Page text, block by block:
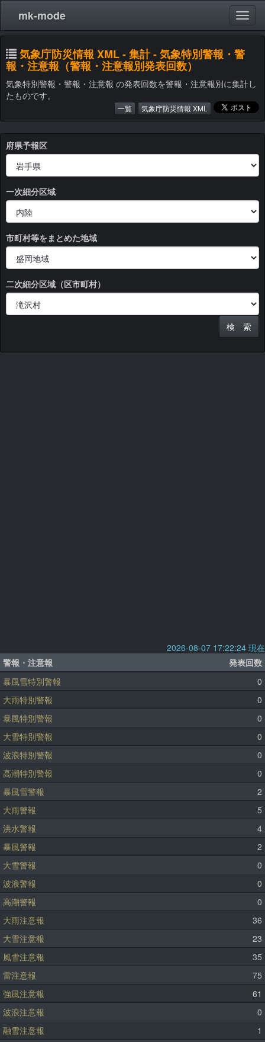
mk-mode
気象庁防災情報 XML - 集計 - 気象特別警報・警
報・注意報（警報・注意報別発表回数）
気象特別警報・警報・注意報 の発表回数を警報・注意報別に集計し
たものです。
一覧 気象庁防災情報 XML
府県予報区
一次細分区域
市町村等をまとめた地域
二次細分区域（区市町村）
2026-08-07 17:22:24 現在
警報・注意報
発表回数
暴風雪特別警報
0
大雨特別警報
0
暴風特別警報
0
大雪特別警報
0
波浪特別警報
0
高潮特別警報
0
暴風雪警報
2
大雨警報
5
洪水警報
4
暴風警報
2
大雪警報
0
波浪警報
0
高潮警報
0
大雨注意報
36
大雪注意報
23
風雪注意報
35
雷注意報
75
強風注意報
61
波浪注意報
0
融雪注意報
1